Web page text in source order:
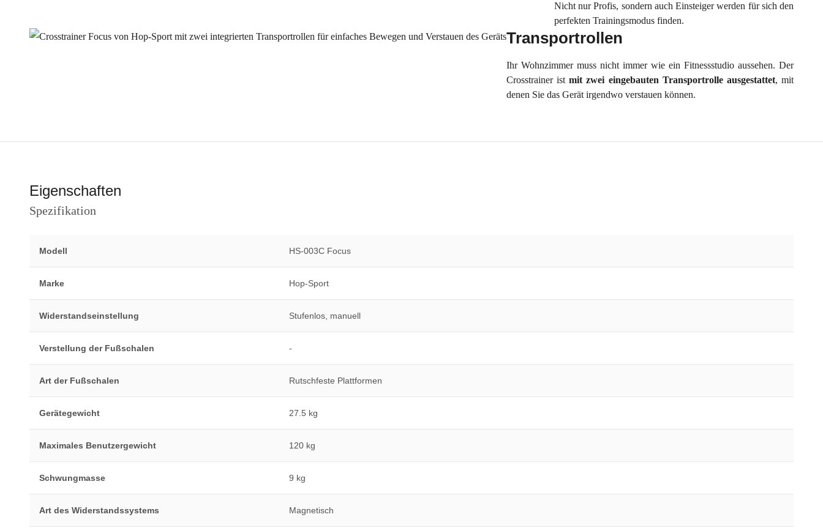
Nicht nur Profis, sondern auch Einsteiger werden für sich den
perfekten Trainingsmodus finden.
Transportrollen
Ihr Wohnzimmer muss nicht immer wie ein Fitnessstudio aussehen. Der
Crosstrainer istmit zwei eingebauten Transportrolle ausgestattet, mit
denen Sie das Gerät irgendwo verstauen können.
Eigenschaften
Spezifikation
Modell HS-003C Focus
Marke Hop-Sport
Widerstandseinstellung Stufenlos, manuell
Verstellung der Fußschalen -
Art der Fußschalen Rutschfeste Plattformen
Gerätegewicht 27.5 kg
Maximales Benutzergewicht 120 kg
Schwungmasse 9 kg
Art des Widerstandssystems Magnetisch